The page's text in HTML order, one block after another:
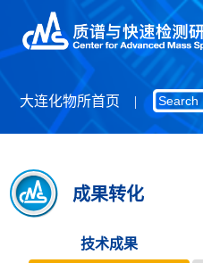
大连化物所首页
成果转化
技术成果